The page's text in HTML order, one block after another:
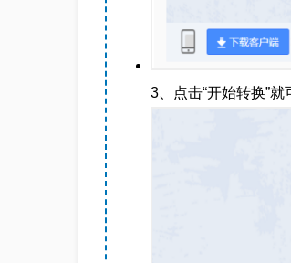
3、点击“开始转换”就